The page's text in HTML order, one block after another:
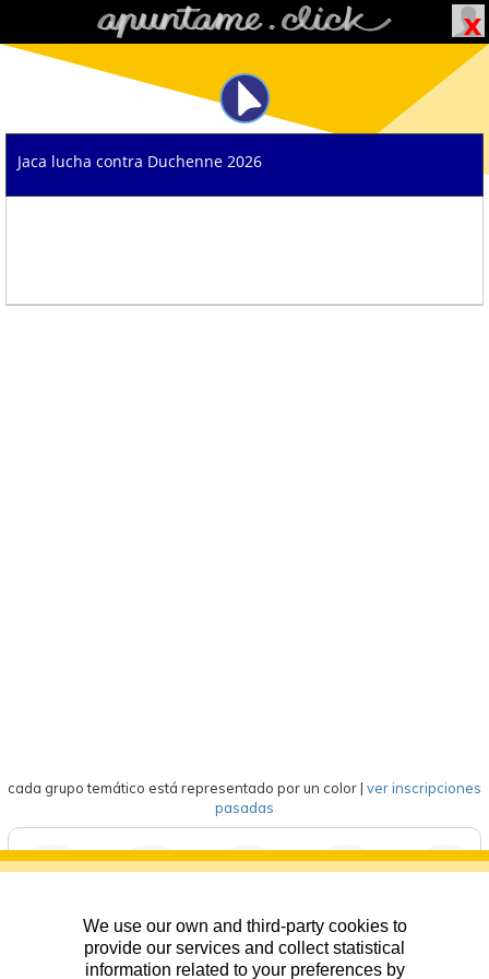
We use our own and third-party cookies to
provide our services and collect statistical
information related to your preferences by
Jaca lucha contra Duchenne 2026
cada grupo temático está representado por un color| ver inscripciones
pasadas
eventos competición formación